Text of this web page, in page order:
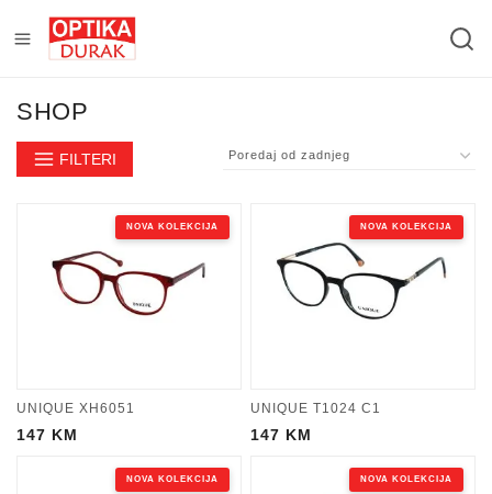
SHOP
FILTERI
NOVA KOLEKCIJA
UNIQUE XH6051
147 KM
NOVA KOLEKCIJA
UNIQUE T1024 C1
147 KM
NOVA KOLEKCIJA NOVA KOLEKCIJA